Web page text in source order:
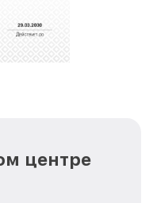
центре